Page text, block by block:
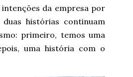
da empresa por
histórias continuam
primeiro, temos uma
uma história com o